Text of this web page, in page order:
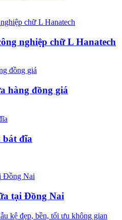
nghiệp chữ L Hanatech
hàng đồng giá
bát đĩa
tại Đồng Nai